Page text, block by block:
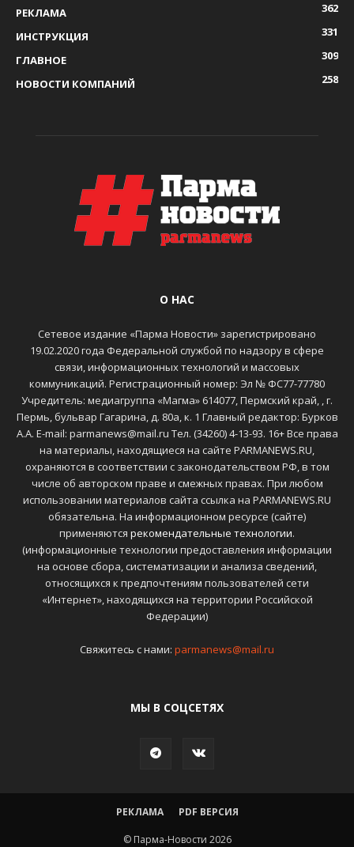
РЕКЛАМА
362
ИНСТРУКЦИЯ
331
ГЛАВНОЕ
309
НОВОСТИ КОМПАНИЙ
258
О НАС
Сетевое издание «Парма Новости» зарегистрировано
19.02.2020 года Федеральной службой по надзору в сфере
связи, информационных технологий и массовых
коммуникаций. Регистрационный номер: Эл № ФС77-77780
Учредитель: медиагруппа «Магма» 614077, Пермский край, , г.
Пермь, бульвар Гагарина, д. 80а, к. 1 Главный редактор: Бурков
А.А. E-mail: parmanews@mail.ru Тел. (34260) 4-13-93. 16+ Все права
на материалы, находящиеся на сайте PARMANEWS.RU,
охраняются в соответствии с законодательством РФ, в том
числе об авторском праве и смежных правах. При любом
использовании материалов сайта ссылка на PARMANEWS.RU
обязательна. На информационном ресурсе (сайте)
применяются рекомендательные технологии.
(информационные технологии предоставления информации
на основе сбора, систематизации и анализа сведений,
относящихся к предпочтениям пользователей сети
«Интернет», находящихся на территории Российской
Федерации)
Свяжитесь с нами: parmanews@mail.ru
МЫ В СОЦСЕТЯХ
РЕКЛАМА PDF ВЕРСИЯ
© Парма-Новости 2026